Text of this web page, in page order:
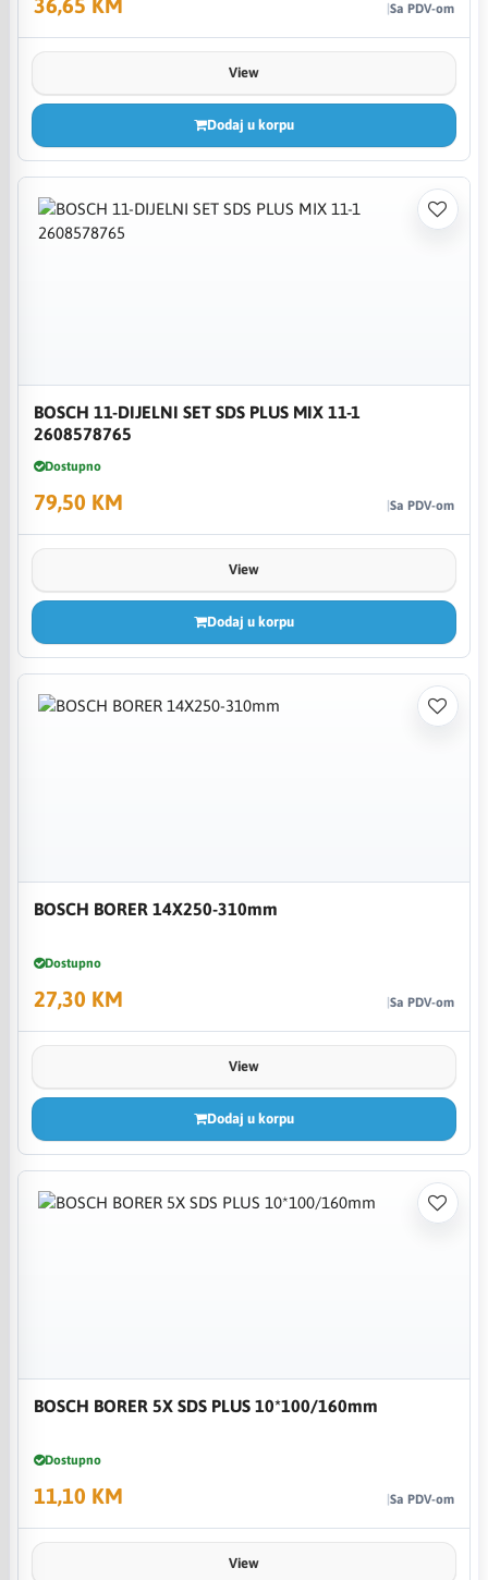
Sa PDV-om
View
Dodaj u korpu
BOSCH 11-DIJELNI SET SDS PLUS MIX 11-1
2608578765
Dostupno
79,50 KM Sa PDV-om
View
Dodaj u korpu
BOSCH BORER 14X250-310mm
Dostupno
27,30 KM Sa PDV-om
View
Dodaj u korpu
BOSCH BORER 5X SDS PLUS 10*100/160mm
Dostupno
11,10 KM Sa PDV-om
View